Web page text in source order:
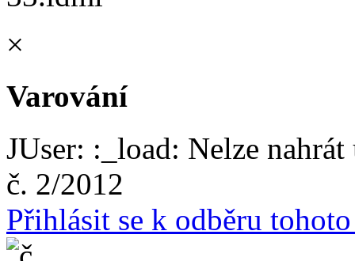
×
Varování
JUser: :_load: Nelze
č. 2/2012
Přihlásit se k odběru